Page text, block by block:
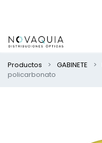
Productos GABINETE
policarbonato